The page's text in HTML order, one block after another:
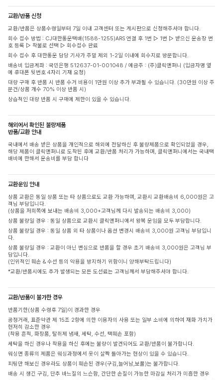
교환/반품 신청
교환/반품은 상품수령일부터 7일 이내 고객센터 또는 게시판으로 신청해주셔야 합니다.
회수 접수 방법 : CJ대한통운택배(1588-1255)ARS 연결 후 1번 ▷ 1번 ▷ 받으신 운송장 번
호 등록 ▷ 착불로 선택 ▷ 회수접수 완료
회수 접수 후 대한통운 담당 기사가 주말 제외 1-2일 이내에 회수지로 방문합니다.
배송비 입금계좌 : 국민은행 512637-01-001048 / 예금주 : (주)클릭앤퍼니 (입금자명 옆
에 휴대폰 뒷번호 4자리 기재 요청)
대량 구매 후 반품 시 반품 수거 비용이 1만원 이상 추가 부과될 수 있습니다. (30만원 이상 주
문건/상품 개수 70% 이상 반품 시)
상습적인 대량 반품 시 구매에 제한이 있을 수 있습니다.
해외에서 확인된 불량제품
반품/교환 안내
국내에서 배송 받은 상품을 개인적으로 해외에 전달하신 후 불량제품으로 확인되었을 경우,
해당 제품이 클릭앤퍼니로 도착된 후에 교환/반품 처리가 가능하며, 클릭앤퍼니에서는 국내택
배비에 한해서 운송비를 부담 합니다
교환운임 안내
상품 교환은 동일 상품 또는 타 상품으로도 교환 가능하며, 교환시 교환배송비 6,000원은 고
객님 부담입니다.
(상품을 저희쪽에 보내는 배송비 3,000+고객님께 다시 발송되는 배송비 3,000)
상품 불량일 경우 : 동일 상품으로 교환시 클릭앤퍼니에서 왕복 운임을 모두 부담합니다.
상품 불량일 경우 : 동일 상품 외 타 상품이나 옵션 변경시 배송비 3,000원 고객님 부담입니
다.
상품 불량일 경우 : 교환이 아닌 변심으로 반품을 할 경우 초기 배송비 3,000원은 고객님 부
담입니다.
(인위적인 훼손 & 수선 등의 악용을 방지하기 위함이니 양해부탁드립니다)
*교환/반품시에도 추가 발생되는 모든 도선료는 고객님께서 부담해주셔야 합니다.
교환/반품이 불가한 경우
반품기한(상품 수령후 7일)이 경과한 경우
공정거래, 표준약관 제 15조 2항에 의한 이용자의 사용 또는 일부 소비에 의하여 재화 가치가
현저히 감소한 경우
(착용 흔적, 화장품, 탈취제 냄새, 세탁, 수선, 택훼손 포함)
세탁을 하신 경우나 착용을 하신 후에는 불량이 발견되어도 교환/반품이 불가합니다.
워싱면 종류의 제품은 워싱과정에서 옷이 살짝 돌아가는 현상이 있을 수 있습니다.
피팅만 해보신 경우라도 상품이 훼손된 경우(구김,늘어남,보풀)는 불가합니다.
배송 시 생긴 구김, 단추 바느질의 느슨함, 간단한 손질이 가능한 마감실 처리가 미흡한 경우